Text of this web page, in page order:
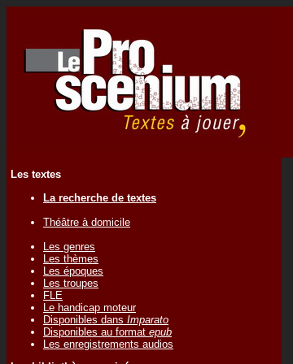
Les textes
La recherche de textes
Théâtre à domicile
Les genres
Les thèmes
Les époques
Les troupes
FLE
Le handicap moteur
Disponibles dans Imparato
Disponibles au format epub
Les enregistrements audios